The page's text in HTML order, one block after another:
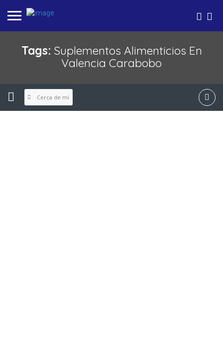
Tags: Suplementos Alimenticios En
Valencia Carabobo
Cerca de mí